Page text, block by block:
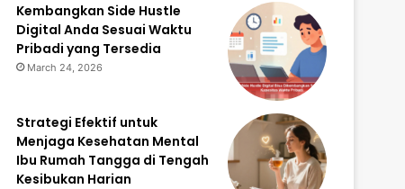
Kembangkan Side Hustle
Digital Anda Sesuai Waktu
Pribadi yang Tersedia
March 24, 2026
Strategi Efektif untuk
Menjaga Kesehatan Mental
Ibu Rumah Tangga di Tengah
Kesibukan Harian